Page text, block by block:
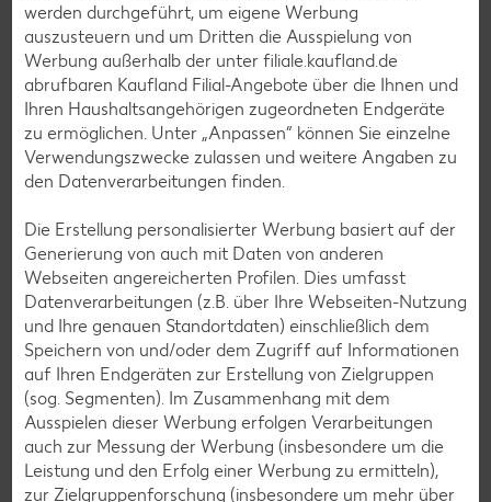
Vitamin C:140 mg
Vitamin E: 2.9 mg
Mineralstoffe
Kalzium:10 mg
Eisen:0.55 mg
Kalium:260 mg
Magnesium:14 mg
Natrium:5 mg
werden durchgeführt, um eigene Werbung
auszusteuern und um Dritten die Ausspielung von
Werbung außerhalb der unter filiale.kaufland.de
abrufbaren Kaufland Filial-Angebote über die Ihnen und
Ihren Haushaltsangehörigen zugeordneten Endgeräte
zu ermöglichen. Unter „Anpassen“ können Sie einzelne
Verwendungszwecke zulassen und weitere Angaben zu
den Datenverarbeitungen finden.
Die Erstellung personalisierter Werbung basiert auf der
Generierung von auch mit Daten von anderen
Webseiten angereicherten Profilen. Dies umfasst
Datenverarbeitungen (z.B. über Ihre Webseiten-Nutzung
und Ihre genauen Standortdaten) einschließlich dem
Speichern von und/oder dem Zugriff auf Informationen
auf Ihren Endgeräten zur Erstellung von Zielgruppen
(sog. Segmenten). Im Zusammenhang mit dem
Ausspielen dieser Werbung erfolgen Verarbeitungen
auch zur Messung der Werbung (insbesondere um die
Leistung und den Erfolg einer Werbung zu ermitteln),
zur Zielgruppenforschung (insbesondere um mehr über